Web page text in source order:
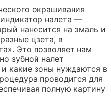
окрашивания
налета —
наносится на эмаль и
цвета, в
Это позволяет нам
зубной налет
и какие зоны нуждаются в
проводится для
полную картину